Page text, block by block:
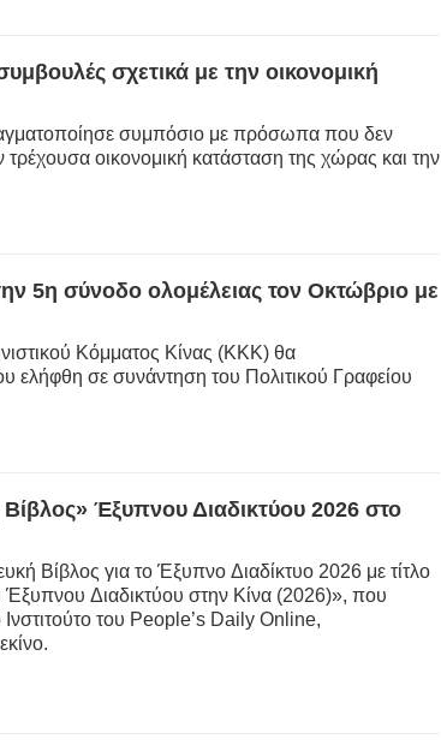
σχετικά με την οικονομική
συμπόσιο με πρόσωπα που δεν
οικονομική κατάσταση της χώρας και την
5η σύνοδο ολομέλειας τον Οκτώβριο με
Κόμματος Κίνας (ΚΚΚ) θα
σε συνάντηση του Πολιτικού Γραφείου
Έξυπνου Διαδικτύου 2026 στο
Βίβλος για το Έξυπνο Διαδίκτυο 2026 με τίτλο
Διαδικτύου στην Κίνα (2026)», που
του People’s Daily Online,